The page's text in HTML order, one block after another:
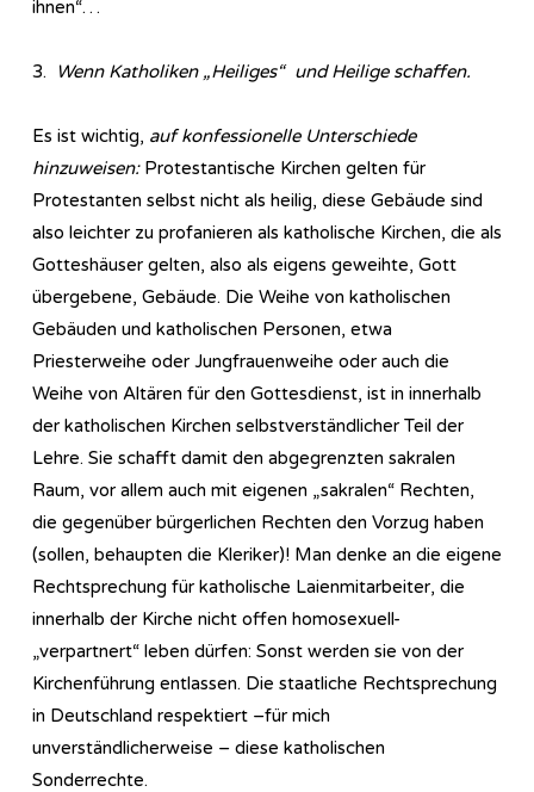
ihnen“…
3. Wenn Katholiken „Heiliges“ und Heilige schaffen.
Es ist wichtig, auf konfessionelle Unterschiede
hinzuweisen:Protestantische Kirchen gelten für
Protestanten selbst nicht als heilig, diese Gebäude sind
also leichter zu profanieren als katholische Kirchen, die als
Gotteshäuser gelten, also als eigens geweihte, Gott
übergebene, Gebäude. Die Weihe von katholischen
Gebäuden und katholischen Personen, etwa
Priesterweihe oder Jungfrauenweihe oder auch die
Weihe von Altären für den Gottesdienst, ist in innerhalb
der katholischen Kirchen selbstverständlicher Teil der
Lehre. Sie schafft damit den abgegrenzten sakralen
Raum, vor allem auch mit eigenen „sakralen“ Rechten,
die gegenüber bürgerlichen Rechten den Vorzug haben
(sollen, behaupten die Kleriker)! Man denke an die eigene
Rechtsprechung für katholische Laienmitarbeiter, die
innerhalb der Kirche nicht offen homosexuell-
„verpartnert“ leben dürfen: Sonst werden sie von der
Kirchenführung entlassen. Die staatliche Rechtsprechung
in Deutschland respektiert –für mich
unverständlicherweise – diese katholischen
Sonderrechte.